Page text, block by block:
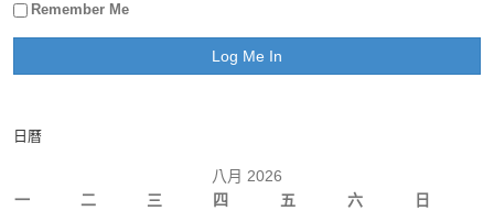
Remember Me
日曆
八月 2026
一
二 三 四 五 六 日